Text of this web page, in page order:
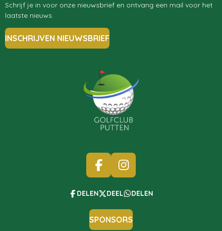
Schrijf je in voor onze nieuwsbrief en ontvang een mail voor het
laatste nieuws.
INSCHRIJVEN NIEUWSBRIEF
F
C
B
I
S
A
DELEN DEEL DELEN
SPONSORS